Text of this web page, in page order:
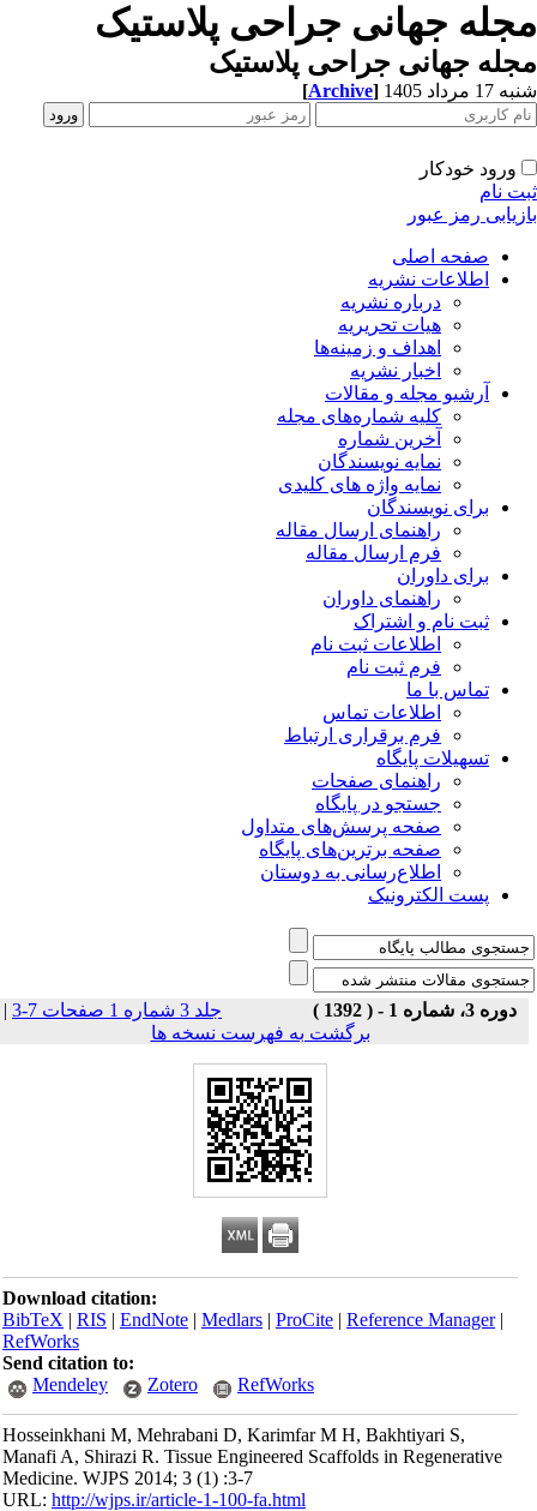
جهانی جراحی پلاستیک
جهانی جراحی پلاستیک
مرداد 1405 [Archive]
ورود خودکار
نام
رمز عبور
صفحه اصلی
اطلاعات نشریه
درباره نشریه
هیات تحریریه
اهداف و زمینه‌ها
اخبار نشریه
آرشیو مجله و مقالات
کلیه شماره‌های مجله
آخرین شماره
نمایه نویسندگان
نمایه واژه های کلیدی
برای نویسندگان
راهنمای ارسال مقاله
فرم ارسال مقاله
برای داوران
راهنمای داوران
ثبت نام و اشتراک
اطلاعات ثبت نام
فرم ثبت نام
تماس با ما
اطلاعات تماس
فرم برقراری ارتباط
تسهیلات پایگاه
راهنمای صفحات
جستجو در پایگاه
صفحه پرسش‌های متداول
صفحه برترین‌های پایگاه
اطلاع‌رسانی به دوستان
پست الکترونیک
دوره 3، شماره 1 - ( 1392 ) جلد 3 شماره 1 صفحات 7-3
|
برگشت به فهرست نسخه ها
Download citation:
BibTeX|RIS|EndNote|Medlars|ProCite|Reference Manager
RefWorks
Send citation to:
Mendeley
Zotero RefWorks
Hosseinkhani M, Mehrabani D, Karimfar M H, Bakhtiyari S,
Manafi A, Shirazi R. Tissue Engineered Scaffolds in Regenerative
Medicine. WJPS 2014; 3 (1) :3-7
URL:http://wjps.ir/article-1-100-fa.html